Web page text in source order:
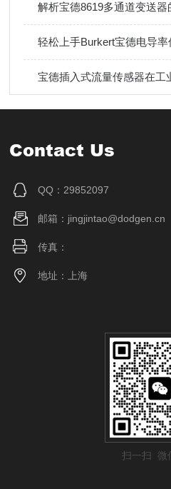
解析宝德8619多通道变送器
宝德插入式流量传感器在工
Contact Us
QQ：29852097
邮箱：jingjintao@dodgen.cn
传真：
地址：上海
扫一扫 微